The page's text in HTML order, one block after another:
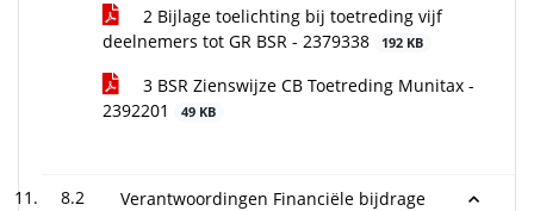
2 Bijlage toelichting bij toetreding vijf
deelnemers tot GR BSR - 2379338
192 KB
3 BSR Zienswijze CB Toetreding Munitax -
2392201
49 KB
8.2
Verantwoordingen Financiële bijdrage